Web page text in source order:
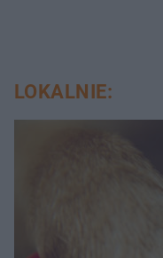
LOKALNIE: